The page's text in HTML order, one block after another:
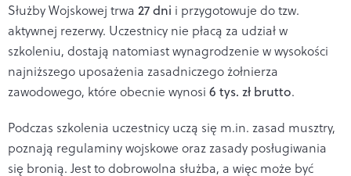
Służby Wojskowej trwa 27 dni i przygotowuje do tzw.
aktywnej rezerwy. Uczestnicy nie płacą za udział w
szkoleniu, dostają natomiast wynagrodzenie w wysokości
najniższego uposażenia zasadniczego żołnierza
zawodowego, które obecnie wynosi 6 tys. zł brutto.
Podczas szkolenia uczestnicy uczą się m.in. zasad musztry,
poznają regulaminy wojskowe oraz zasady posługiwania
się bronią. Jest to dobrowolna służba, a więc może być